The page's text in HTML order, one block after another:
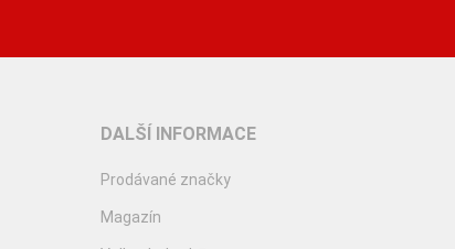
DALŠÍ INFORMACE
Prodávané značky
Magazín